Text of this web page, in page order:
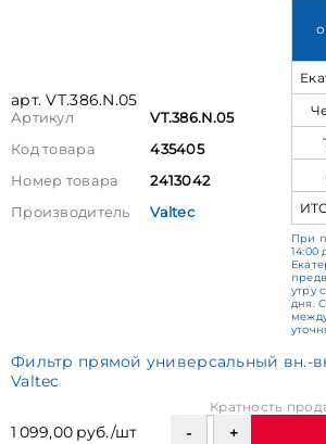
арт. VT.386.N.05
Артикул
VT.386.N.05
Код товара
435405
Номер товара
2413042
Производитель
Valtec
При
14:00
утру
дня.
Фильтр прямой универсальный вн.-
Valtec
1 099,00 руб./шт
Кратность